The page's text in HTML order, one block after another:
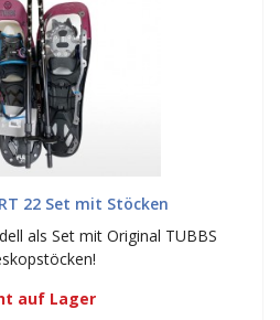
22 Set mit Stöcken
als Set mit Original TUBBS
auf Lager